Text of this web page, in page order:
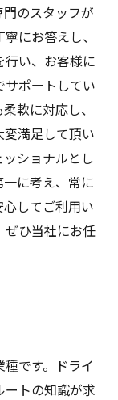
のスタッフが
にお答えし、
行い、お客様に
ポートしてい
軟に対応し、
満足して頂い
ショナルとし
に考え、常に
してご利用い
ぜひ当社にお任
です。ドライ
トの知識が求